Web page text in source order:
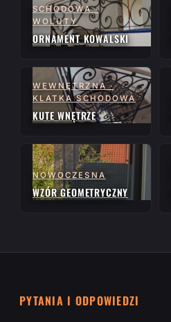
SCHODOWA ·
WOLUTY
ORNAMENT KOWALSKI
WEWNĘTRZNA ·
KLATKA SCHODOWA
KUTE WNĘTRZE
NOWOCZESNA
WZÓR GEOMETRYCZNY
PYTANIA I ODPOWIEDZI